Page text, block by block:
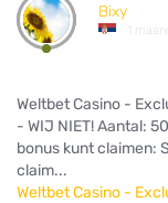
Bixy
1
Weltbet Casino -
- WIJ NIET! Aantal:
bonus kunt claimen:
claim...
Weltbet Casino -